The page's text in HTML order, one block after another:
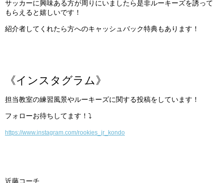
サッカーに興味ある方が周りにいましたら是非ルーキーズを誘って
もらえると嬉しいです！
紹介者してくれたら方へのキャッシュバック特典もあります！
《インスタグラム》
担当教室の練習風景やルーキーズに関する投稿をしています！
フォローお待ちしてます！⤵︎
https://www.instagram.com/rookies_jr_kondo
近藤コーチ